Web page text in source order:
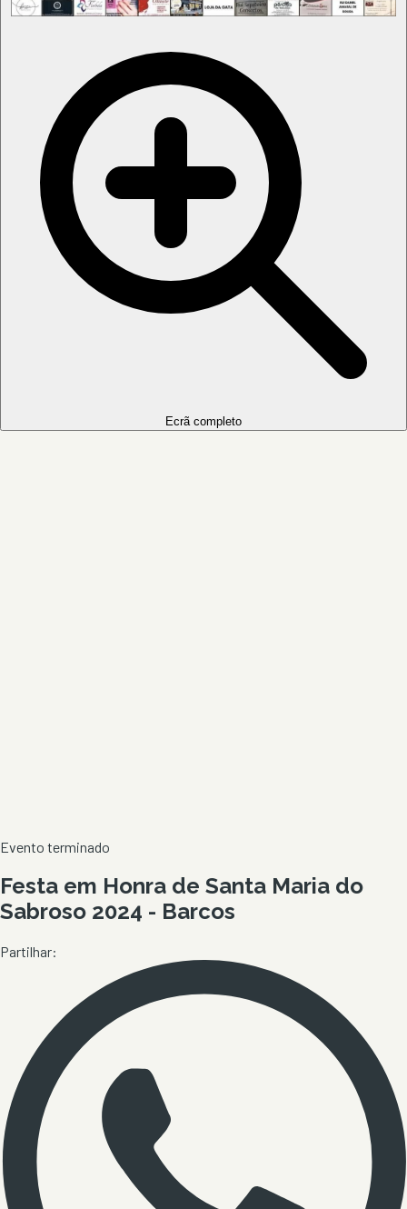
Ecrã completo
Evento terminado
Festa em Honra de Santa Maria do
Sabroso 2024 - Barcos
Partilhar: